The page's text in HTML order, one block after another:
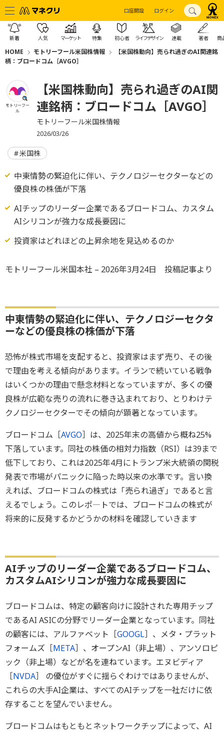
口座開設 ログイン
新着 人気 マーケット 特集 初心者 ライフデザイン 連載 著者 商
HOME モトリーフール米国株情報
【米国株動向】売られ過ぎのAI関連銘
柄：ブロードコム［AVGO］
モトリーフー
ル
【米国株動向】売られ過ぎのAI関
連銘柄：ブロードコム［AVGO］
モトリーフール米国株情報
2026/03/26
米国株
中東情勢の緊迫化に伴い、テクノロジーセクターなどの
優良株の株価が下落
AIチップのリーダー企業であるブロードコム、カスタム
AIシリコンが強力な成長要因に
投資家はどれほどの上昇余地を見込めるのか
モトリーフール米国本社 – 2026年3月24日 投稿記事より
中東情勢の緊迫化に伴い、テクノロジーセクタ
ーなどの優良株の株価が下落
恐怖が株式市場を支配すると、投資家はまず売り、その後
で理由を考える傾向があります。イランで続いている戦争
はいくつかの理由で懸念材料となっていますが、多くの優
良株が広範な売りの流れに巻き込まれており、とりわけテ
クノロジーセクターでその傾向が顕著となっています。
ブロードコム［AVGO］は、2025年末の高値から概ね25%
下落しています。同社の株価の相対力指数（RSI）は39まで
低下しており、これは2025年4月にトランプ米大統領の関税
発表で市場がパニックに陥った時以来の水準です。言い換
えれば、ブロードコムの株式は「売られ過ぎ」であると言
えるでしょう。このレポ―トでは、ブロードコムの株式が
将来的に反発するかどうかの材料を確認していきます
AIチップのリーダー企業であるブロードコム、
カスタムAIシリコンが強力な成長要因に
ブロードコムは、特定の顧客向けに設計された専用チップ
であるAI ASICの分野でリーダー企業となっています。同社
の顧客には、アルファベット［GOOGL］、メタ・プラット
フォームズ［META］、オープンAI（非上場）、アンソロピ
ック（非上場）などが名を連ねています。エヌビディア
［NVDA］ の優位がすぐに揺らぐわけではありませんが、
これらの大手AI企業は、すべてのAIチップを一社だけに依
存することを望んでいません。
ブロードコムはもともとネットワークチップによって、AI